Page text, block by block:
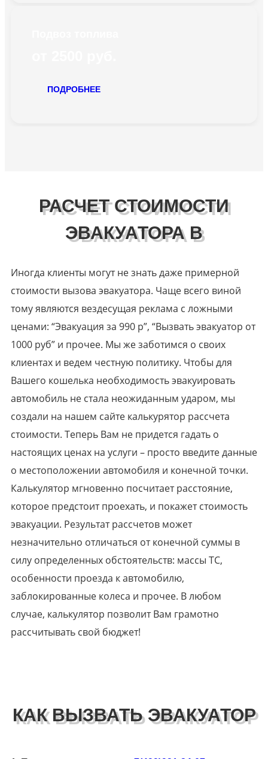
ПОДРОБНЕЕ
РАСЧЕТ СТОИМОСТИ
ЭВАКУАТОРА В
Иногда клиенты могут не знать даже примерной
стоимости вызова эвакуатора. Чаще всего виной
тому являются вездесущая реклама с ложными
ценами: “Эвакуация за 990 р”, “Вызвать эвакуатор от
1000 руб” и прочее. Мы же заботимся о своих
клиентах и ведем честную политику. Чтобы для
Вашего кошелька необходимость эвакуировать
автомобиль не стала неожиданным ударом, мы
создали на нашем сайте калькурятор рассчета
стоимости. Теперь Вам не придется гадать о
настоящих ценах на услуги – просто введите данные
о местоположении автомобиля и конечной точки.
Калькулятор мгновенно посчитает расстояние,
которое предстоит проехать, и покажет стоимость
эвакуации. Результат рассчетов может
незначительно отличаться от конечной суммы в
силу определенных обстоятельств: массы ТС,
особенности проезда к автомобилю,
заблокированные колеса и прочее. В любом
случае, калькулятор позволит Вам грамотно
рассчитывать свой бюджет!
КАК ВЫЗВАТЬ ЭВАКУАТОР